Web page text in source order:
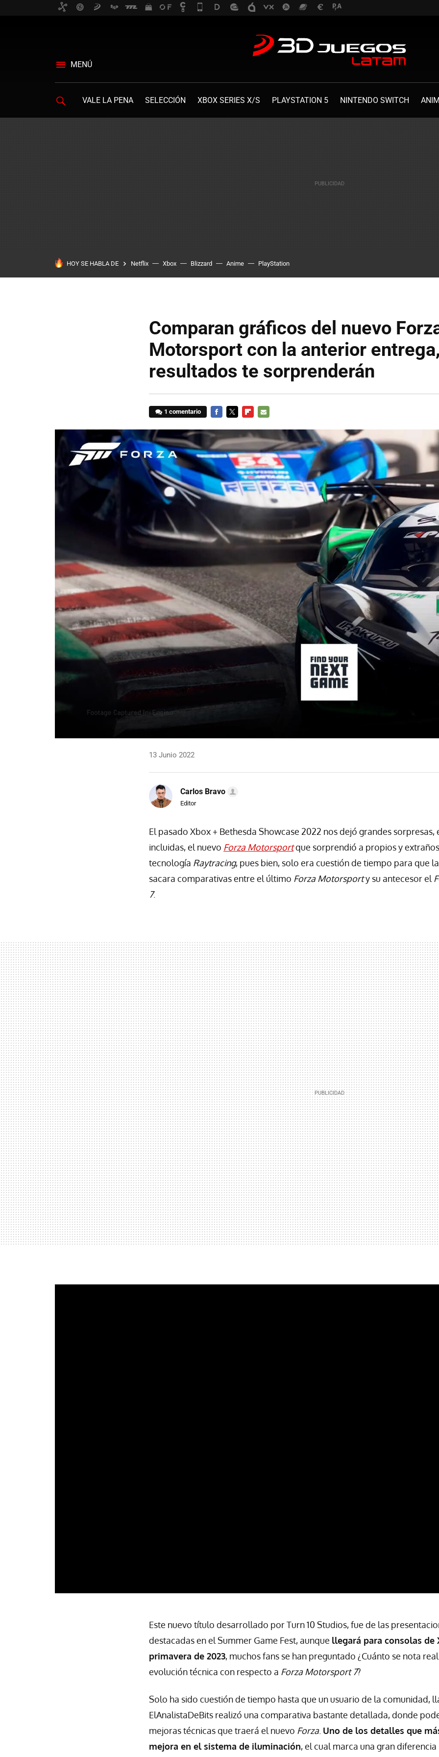
MENÚ
VALE LA PENA SELECCIÓN XBOX SERIES X/S PLAYSTATION 5 NINTENDO SWITCH
HOY SE HABLA DE Netflix Xbox Blizzard Anime PlayStation
Comparan gráficos del nuevo
Motorsport con la anterior
resultados te sorprenderán
1 comentario
MAIL
13 Junio 2022
Carlos Bravo
Editor
El pasado Xbox + Bethesda Showcase 2022 nos dejó grandes sorpresas,
incluidas, el nuevo Forza Motorsportque sorprendió a propios y
tecnología Raytracing, pues bien, solo era cuestión de tiempo para que
sacara comparativas entre el último Forza Motorsporty su antecesor el
7.
Este nuevo título desarrollado por Turn 10 Studios, fue de las
destacadas en el Summer Game Fest, aunque llegará para consolas de
primavera de 2023, muchos fans se han preguntado ¿Cuánto se nota
evolución técnica con respecto a Forza Motorsport 7?
Solo ha sido cuestión de tiempo hasta que un usuario de la comunidad,
ElAnalistaDeBits realizó una comparativa bastante detallada, donde
mejoras técnicas que traerá el nuevo Forza. Uno de los detalles que
mejora en el sistema de iluminación, el cual marca una gran